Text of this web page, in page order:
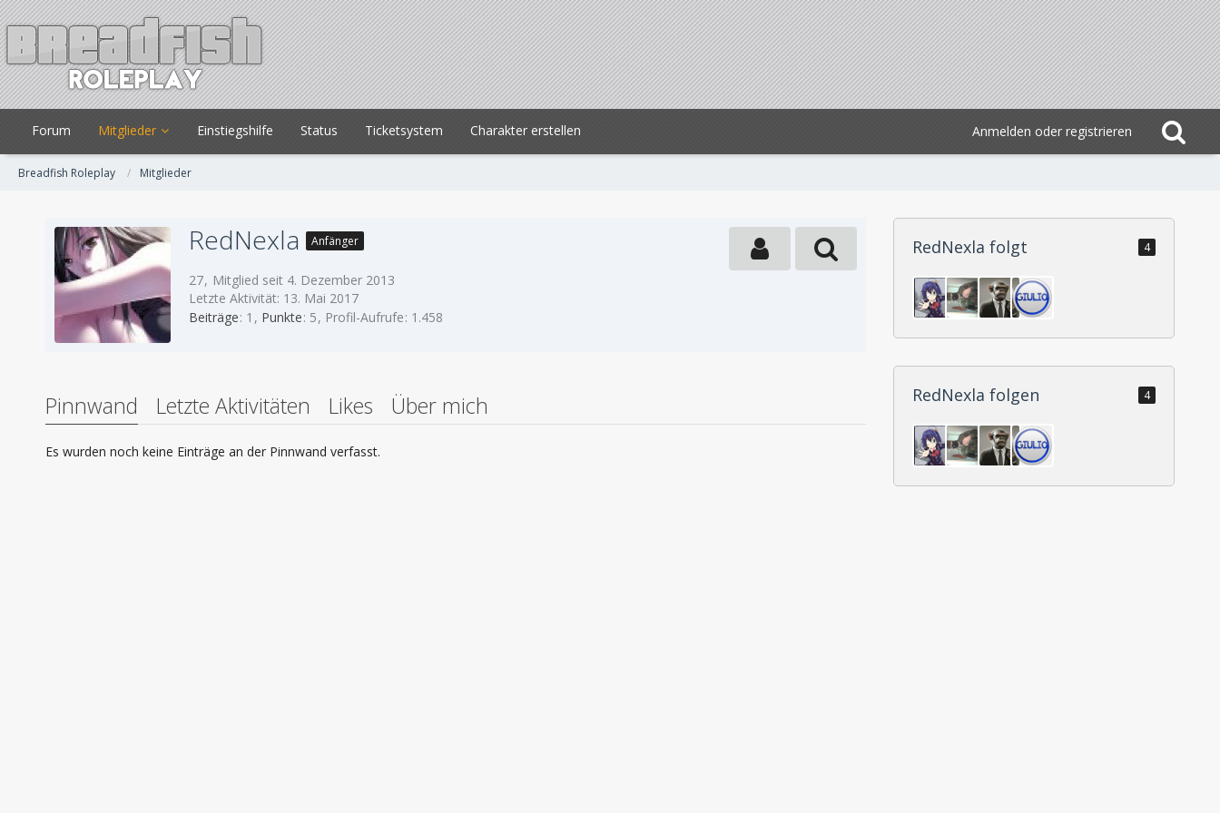
Forum Mitglieder Einstiegshilfe Status Ticketsystem Charakter erstellen Anmelden oder registrieren
Breadfish Roleplay Mitglieder
RedNexla Anfänger
27
Mitglied seit 4. Dezember 2013
Letzte Aktivität: 13. Mai 2017
Beiträge 1 Punkte 5 Profil-Aufrufe 1.458
Pinnwand Letzte Aktivitäten Likes Über mich
Es wurden noch keine Einträge an der Pinnwand verfasst.
RedNexla folgt 4
RedNexla folgen 4